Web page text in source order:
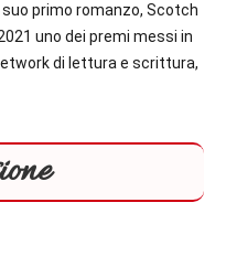
primo romanzo, Scotch
uno dei premi messi in
di lettura e scrittura,